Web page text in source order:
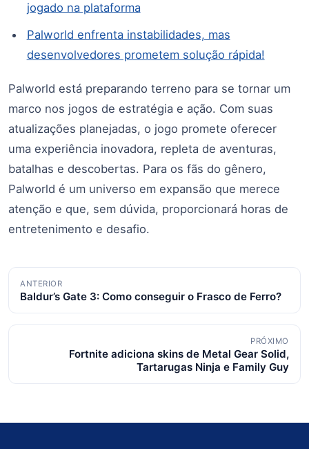
jogado na plataforma
Palworld enfrenta instabilidades, mas
desenvolvedores prometem solução rápida!
Palworld está preparando terreno para se tornar um
marco nos jogos de estratégia e ação. Com suas
atualizações planejadas, o jogo promete oferecer
uma experiência inovadora, repleta de aventuras,
batalhas e descobertas. Para os fãs do gênero,
Palworld é um universo em expansão que merece
atenção e que, sem dúvida, proporcionará horas de
entretenimento e desafio.
Navegação
de
posts
ANTERIOR
Baldur’s Gate 3: Como conseguir o Frasco de Ferro?
PRÓXIMO
Fortnite adiciona skins de Metal Gear Solid,
Tartarugas Ninja e Family Guy